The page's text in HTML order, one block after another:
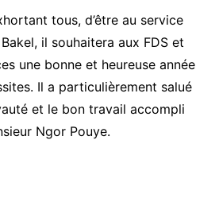
tous, d’être au service
il souhaitera aux FDS et
une bonne et heureuse année
Il a particulièrement salué
et le bon travail accompli
Ngor Pouye.